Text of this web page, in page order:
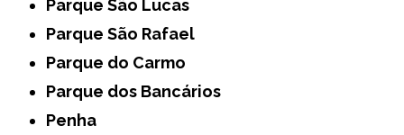
Parque São Lucas
Parque São Rafael
Parque do Carmo
Parque dos Bancários
Penha